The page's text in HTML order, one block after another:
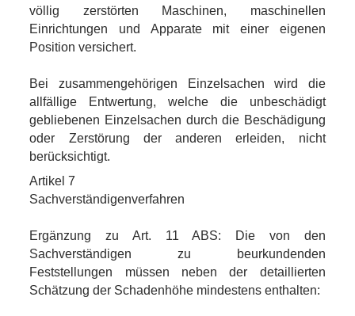
völlig zerstörten Maschinen, maschinellen
Einrichtungen und Apparate mit einer eigenen
Position versichert.
Bei zusammengehörigen Einzelsachen wird die
allfällige Entwertung, welche die unbeschädigt
gebliebenen Einzelsachen durch die Beschädigung
oder Zerstörung der anderen erleiden, nicht
berücksichtigt.
Artikel 7
Sachverständigenverfahren
Ergänzung zu Art. 11 ABS: Die von den
Sachverständigen zu beurkundenden
Feststellungen müssen neben der detaillierten
Schätzung der Schadenhöhe mindestens enthalten: